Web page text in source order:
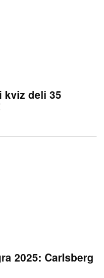
kviz deli 35
2025: Carlsberg